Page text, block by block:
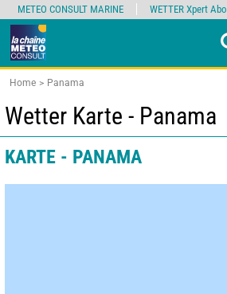
Home Panama
Wetter Karte - Panama
KARTE - PANAMA
METEO CONSULT MARINE WETTER Xpert